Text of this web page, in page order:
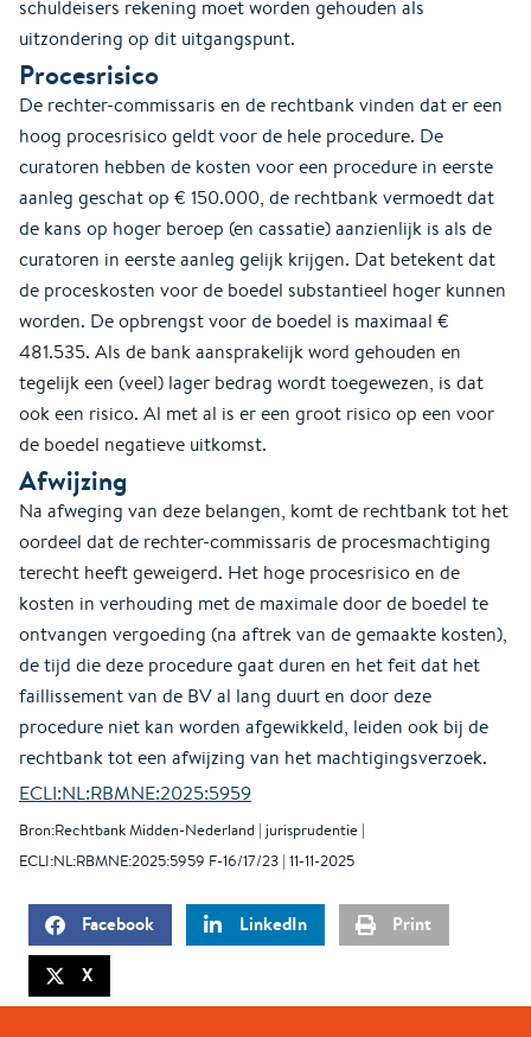
schuldeisers rekening moet worden gehouden als
uitzondering op dit uitgangspunt.
Procesrisico
De rechter-commissaris en de rechtbank vinden dat er een
hoog procesrisico geldt voor de hele procedure. De
curatoren hebben de kosten voor een procedure in eerste
aanleg geschat op € 150.000, de rechtbank vermoedt dat
de kans op hoger beroep (en cassatie) aanzienlijk is als de
curatoren in eerste aanleg gelijk krijgen. Dat betekent dat
de proceskosten voor de boedel substantieel hoger kunnen
worden. De opbrengst voor de boedel is maximaal €
481.535. Als de bank aansprakelijk word gehouden en
tegelijk een (veel) lager bedrag wordt toegewezen, is dat
ook een risico. Al met al is er een groot risico op een voor
de boedel negatieve uitkomst.
Afwijzing
Na afweging van deze belangen, komt de rechtbank tot het
oordeel dat de rechter-commissaris de procesmachtiging
terecht heeft geweigerd. Het hoge procesrisico en de
kosten in verhouding met de maximale door de boedel te
ontvangen vergoeding (na aftrek van de gemaakte kosten),
de tijd die deze procedure gaat duren en het feit dat het
faillissement van de BV al lang duurt en door deze
procedure niet kan worden afgewikkeld, leiden ook bij de
rechtbank tot een afwijzing van het machtigingsverzoek.
ECLI:NL:RBMNE:2025:5959
Bron:Rechtbank Midden-Nederland | jurisprudentie |
ECLI:NL:RBMNE:2025:5959 F-16/17/23 | 11-11-2025
Facebook LinkedIn Print
X